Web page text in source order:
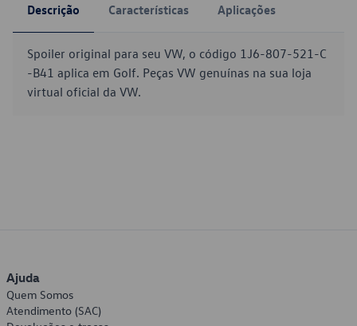
Descrição Características Aplicações
Spoiler original para seu VW, o código 1J6-807-521-C
-B41 aplica em Golf. Peças VW genuínas na sua loja
virtual oficial da VW.
Ajuda
Quem Somos
Atendimento (SAC)